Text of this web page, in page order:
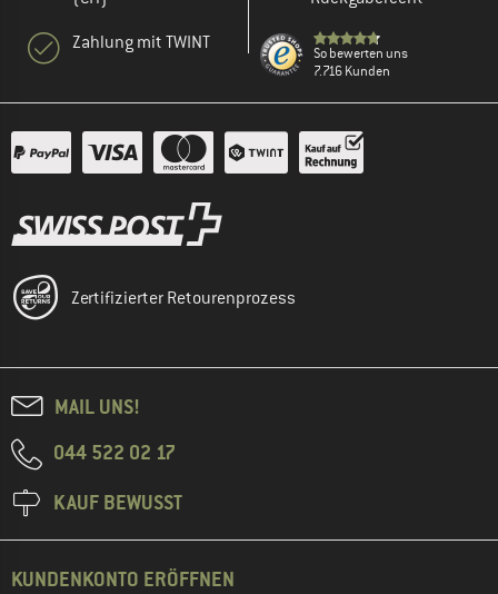
Zahlung mit TWINT
So bewerten uns
7.716 Kunden
Zertifizierter Retourenprozess
MAIL UNS!
044 522 02 17
KAUF BEWUSST
KUNDENKONTO ERÖFFNEN